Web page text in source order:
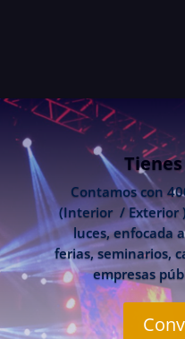
Contamos con
(Interior / Exterior
luces, enfocada
ferias, seminarios,
empresas